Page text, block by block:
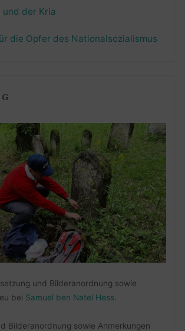
und der Kria
die Opfer des Nationalsozialismus
und Bilderanordnung sowie
bei Samuel ben Natel Hess
Bilderanordnung sowie Anmerkungen